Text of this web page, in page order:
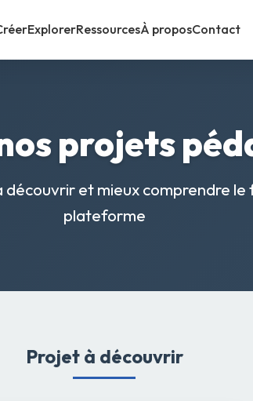
ExplorerRessourcesÀ proposContact
projets
découvrir et mieux comprendre
plateforme
Projet à découvrir